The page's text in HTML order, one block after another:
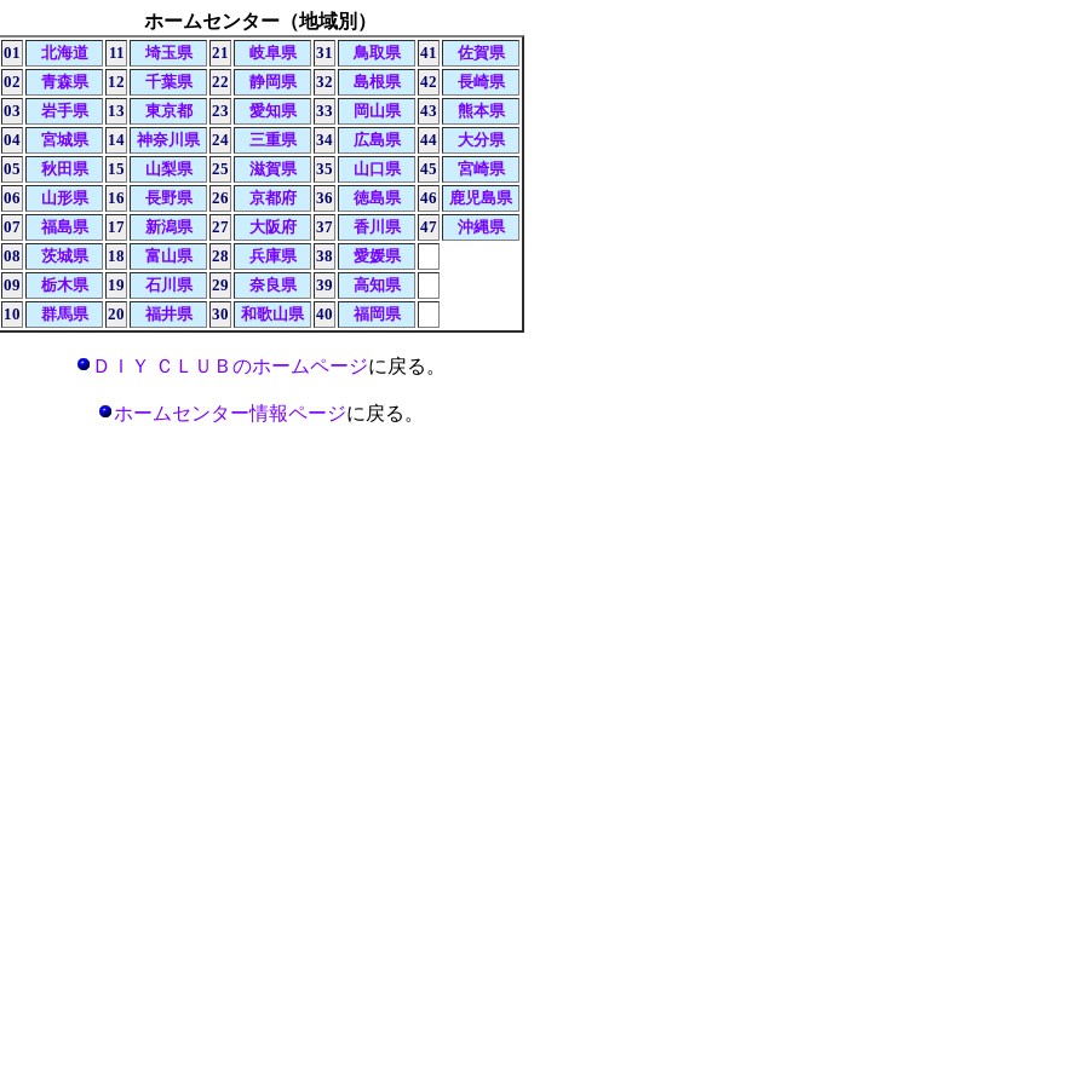
ホームセンター（地域別）
01 北海道 11 埼玉県 21 岐阜県 31 鳥取県 41
佐賀県
02
青森県 12 千葉県 22 静岡県 32 島根県 42
長崎県
03
岩手県 13 東京都 23 愛知県 33 岡山県 43
熊本県
04
宮城県 14 神奈川県 24 三重県 34 広島県 44
大分県
05
秋田県 15 山梨県 25 滋賀県 35 山口県 45
宮崎県
06
山形県 16 長野県 26 京都府 36 徳島県 46
鹿児島県
07
福島県 17 新潟県 27 大阪府 37 香川県 47
沖縄県
08
茨城県 18 富山県 28 兵庫県 38
愛媛県
09
栃木県 19 石川県 29 奈良県 39
高知県
10
群馬県 20 福井県 30 和歌山県 40 福岡県
ＤＩＹ ＣＬＵＢのホームページに戻る。
ホームセンター情報ページに戻る。